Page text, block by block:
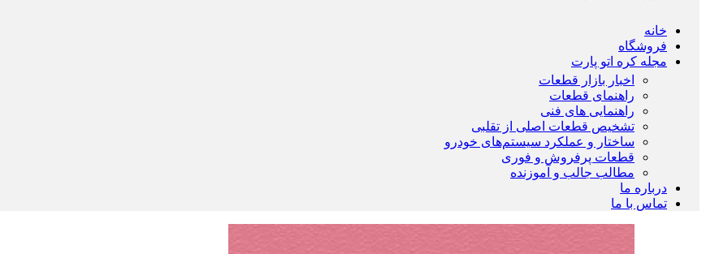
خانه
فروشگاه
مجله کره اتو پارت
اخبار بازار قطعات
راهنمای قطعات
راهنمایی های فنی
تشخیص قطعات اصلی از تقلبی
ساختار و عملکرد سیستم‌های خودرو
قطعات پرفروش و فوری
مطالب جالب و آموزنده
درباره ما
تماس با ما